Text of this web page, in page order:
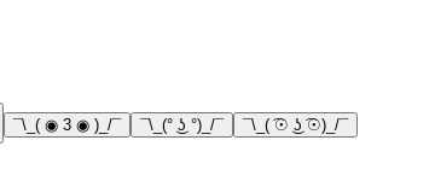
¯\_( ◉ 3 ◉ )_/¯ ¯\_(° ͜ʖ °)_/¯
¯\_( ͡☉ ͜ʖ ͡☉)_/¯